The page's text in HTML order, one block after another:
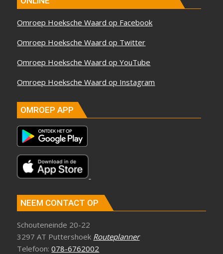
Omroep Hoeksche Waard op Facebook
Omroep Hoeksche Waard op Twitter
Omroep Hoeksche Waard op YouTube
Omroep Hoeksche Waard op Instagram
OMROEP APP
NEEM CONTACT OP
Schouteneinde 20-22
3297 AT Puttershoek Routeplanner
Telefoon:078-6762002